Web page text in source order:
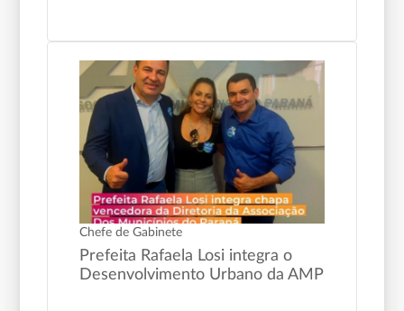
Chefe de Gabinete
Prefeita Rafaela Losi integra o
Desenvolvimento Urbano da AMP